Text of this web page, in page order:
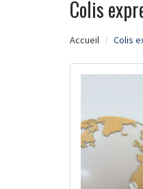
Colis
Accueil Colis